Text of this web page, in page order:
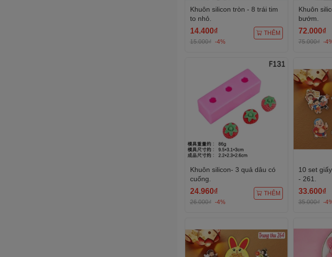
Khuôn silicon tròn - 8 trái tim
to nhỏ.
14.400₫
15.000₫ -4%
THÊM
Khuôn
bướm.
72.000₫
75.000₫ -
Khuôn silicon- 3 quả dâu có
cuống.
24.960₫
26.000₫ -4%
THÊM
10 set
- 261.
33.600₫
35.000₫ -